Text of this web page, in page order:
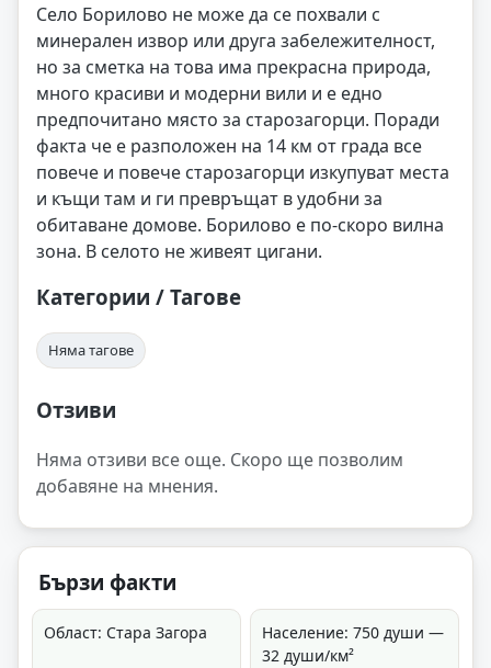
Село Борилово не може да се похвали с
минерален извор или друга забележителност,
но за сметка на това има прекрасна природа,
много красиви и модерни вили и е едно
предпочитано място за старозагорци. Поради
факта че е разположен на 14 км от града все
повече и повече старозагорци изкупуват места
и къщи там и ги превръщат в удобни за
обитаване домове. Борилово е по-скоро вилна
зона. В селото не живеят цигани.
Категории / Тагове
Няма тагове
Отзиви
Няма отзиви все още. Скоро ще позволим
добавяне на мнения.
Бързи факти
Област: Стара Загора
Население: 750 души —
32 души/км²